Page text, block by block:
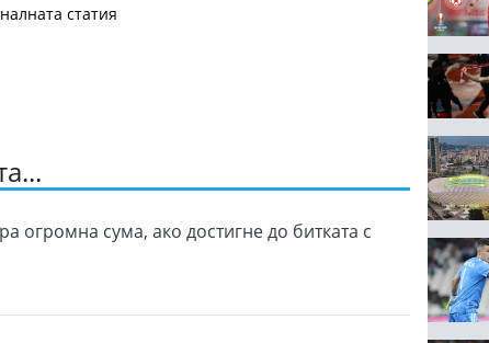
статия
огромна сума, ако достигне до битката с